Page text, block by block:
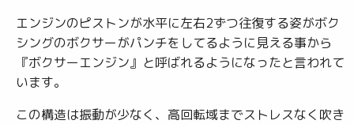
エンジンのピストンが水平に左右2ずつ往復する姿がボク
シングのボクサーがパンチをしてるように見える事から
『ボクサーエンジン』と呼ばれるようになったと言われて
います。
この構造は振動が少なく、高回転域までストレスなく吹き